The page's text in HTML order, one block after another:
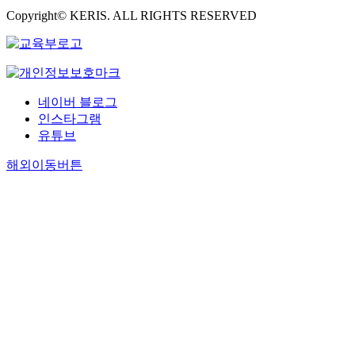
Copyright© KERIS. ALL RIGHTS RESERVED
네이버 블로그
인스타그램
유튜브
해외이동버튼